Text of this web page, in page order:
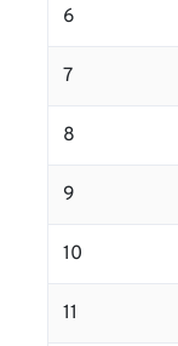
6
7
8
9
10
11